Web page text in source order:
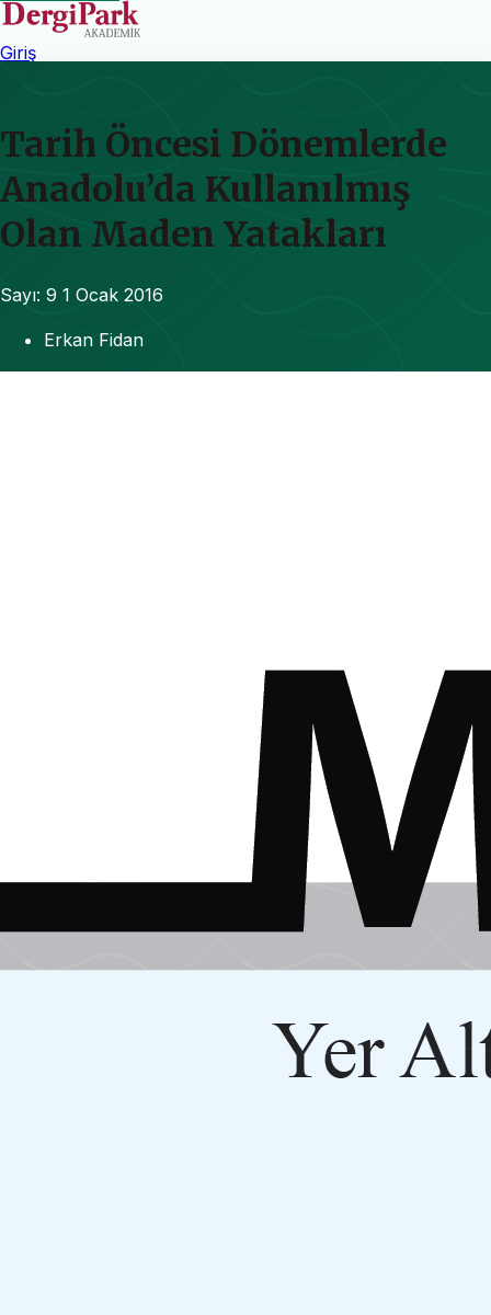
Giriş
Tarih Öncesi Dönemlerde
Anadolu’da Kullanılmış
Olan Maden Yatakları
Sayı: 9 1 Ocak 2016
Erkan Fidan